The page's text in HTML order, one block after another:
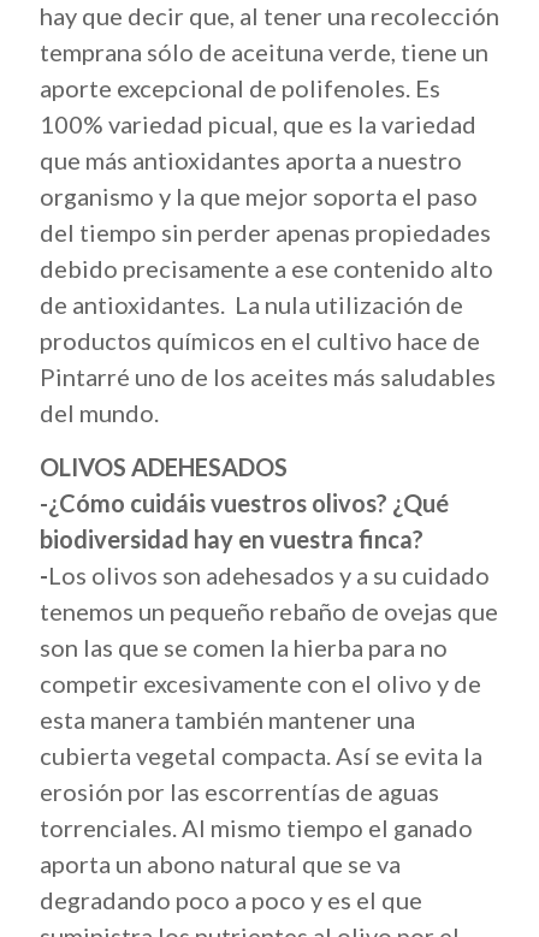
hay que decir que, al tener una recolección
temprana sólo de aceituna verde, tiene un
aporte excepcional de polifenoles. Es
100% variedad picual, que es la variedad
que más antioxidantes aporta a nuestro
organismo y la que mejor soporta el paso
del tiempo sin perder apenas propiedades
debido precisamente a ese contenido alto
de antioxidantes. La nula utilización de
productos químicos en el cultivo hace de
Pintarré uno de los aceites más saludables
del mundo.
OLIVOS ADEHESADOS
-¿Cómo cuidáis vuestros olivos? ¿Qué
biodiversidad hay en vuestra finca?
-Los olivos son adehesados y a su cuidado
tenemos un pequeño rebaño de ovejas que
son las que se comen la hierba para no
competir excesivamente con el olivo y de
esta manera también mantener una
cubierta vegetal compacta. Así se evita la
erosión por las escorrentías de aguas
torrenciales. Al mismo tiempo el ganado
aporta un abono natural que se va
degradando poco a poco y es el que